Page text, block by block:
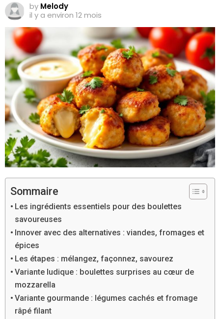
by Melody
il y a environ 12 mois
Sommaire
Les ingrédients essentiels pour des boulettes
savoureuses
Innover avec des alternatives : viandes, fromages et
épices
Les étapes : mélangez, façonnez, savourez
Variante ludique : boulettes surprises au cœur de
mozzarella
Variante gourmande : légumes cachés et fromage
râpé filant